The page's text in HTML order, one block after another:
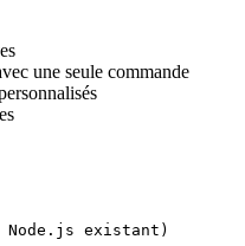
une seule commande
existant)